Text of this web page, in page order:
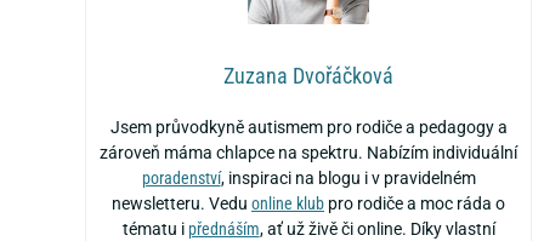
Zuzana Dvořáčková
Jsem průvodkyně autismem pro rodiče a pedagogy a
zároveň máma chlapce na spektru. Nabízím individuální
poradenství, inspiraci na blogu i v pravidelném
newsletteru. Vedu online klub pro rodiče a moc ráda o
tématu i přednáším, ať už živě či online. Díky vlastní